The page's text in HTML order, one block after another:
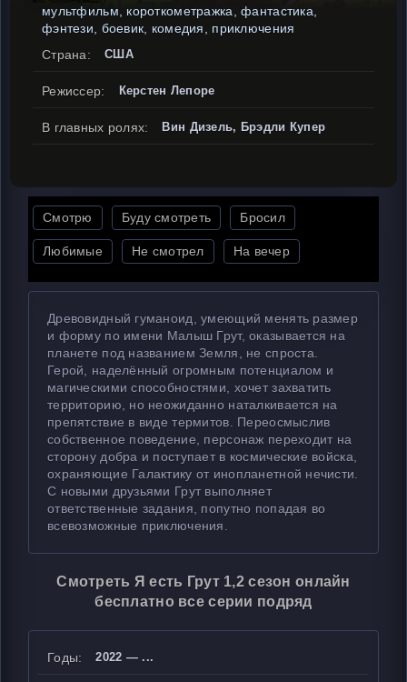
мультфильм, короткометражка, фантастика,
фэнтези, боевик, комедия, приключения
Страна:
США
Режиссер: Керстен Лепоре
В главных ролях: Вин Дизель, Брэдли Купер
Смотрю Буду смотреть Бросил
Любимые Не смотрел На вечер
Древовидный гуманоид, умеющий менять размер
и форму по имени Малыш Грут, оказывается на
планете под названием Земля, не спроста.
Герой, наделённый огромным потенциалом и
магическими способностями, хочет захватить
территорию, но неожиданно наталкивается на
препятствие в виде термитов. Переосмыслив
собственное поведение, персонаж переходит на
сторону добра и поступает в космические войска,
охраняющие Галактику от инопланетной нечисти.
С новыми друзьями Грут выполняет
ответственные задания, попутно попадая во
всевозможные приключения.
Смотреть Я есть Грут 1,2 сезон онлайн
бесплатно все серии подряд
Годы: 2022 — ...